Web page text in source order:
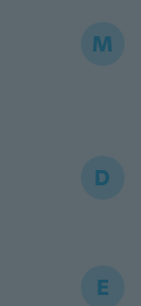
M
D
E